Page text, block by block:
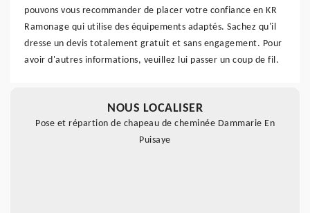
pouvons vous recommander de placer votre confiance en KR
Ramonage qui utilise des équipements adaptés. Sachez qu'il
dresse un devis totalement gratuit et sans engagement. Pour
avoir d'autres informations, veuillez lui passer un coup de fil.
NOUS LOCALISER
Pose et répartion de chapeau de cheminée Dammarie En
Puisaye